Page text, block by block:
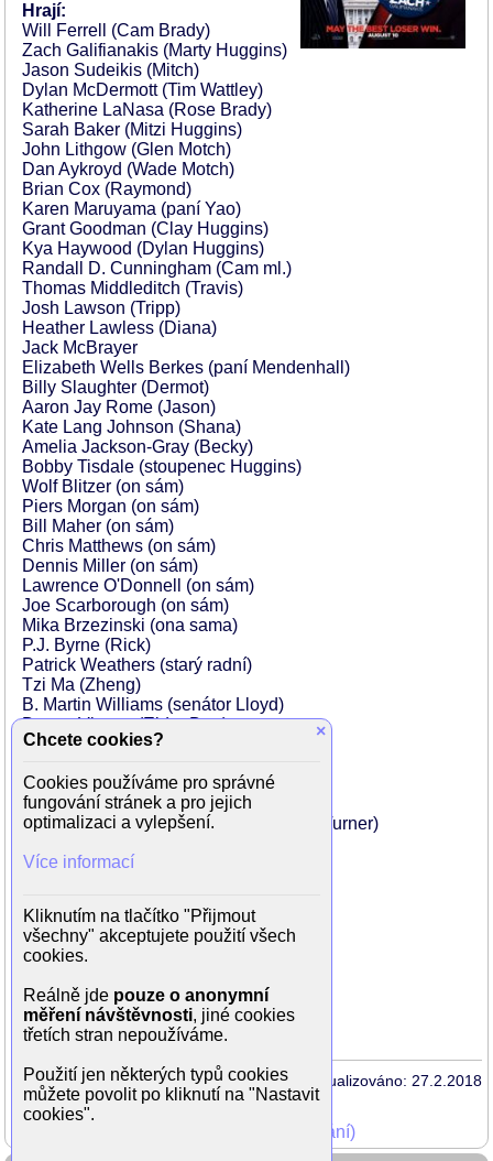
Hrají:
Will Ferrell (Cam Brady)
Zach Galifianakis (Marty Huggins)
Jason Sudeikis (Mitch)
Dylan McDermott (Tim Wattley)
Katherine LaNasa (Rose Brady)
Sarah Baker (Mitzi Huggins)
John Lithgow (Glen Motch)
Dan Aykroyd (Wade Motch)
Brian Cox (Raymond)
Karen Maruyama (paní Yao)
Grant Goodman (Clay Huggins)
Kya Haywood (Dylan Huggins)
Randall D. Cunningham (Cam ml.)
Thomas Middleditch (Travis)
Josh Lawson (Tripp)
Heather Lawless (Diana)
Jack McBrayer
Elizabeth Wells Berkes (paní Mendenhall)
Billy Slaughter (Dermot)
Aaron Jay Rome (Jason)
Kate Lang Johnson (Shana)
Amelia Jackson-Gray (Becky)
Bobby Tisdale (stoupenec Huggins)
Wolf Blitzer (on sám)
Piers Morgan (on sám)
Bill Maher (on sám)
Chris Matthews (on sám)
Dennis Miller (on sám)
Lawrence O'Donnell (on sám)
Joe Scarborough (on sám)
Mika Brzezinski (ona sama)
P.J. Byrne (Rick)
Patrick Weathers (starý radní)
Tzi Ma (Zheng)
B. Martin Williams (senátor Lloyd)
Danny Vinson (Elder Dan)
Scott A. Martin (Wes Talager)
Mike Mizanin (Miz)
Randy Bachman (Bachman & Turner)
Charles Frederick Turner (Bachman & Turner)
Taryn Terrell (Janette)
Millard Darden (moderátor Carl Terry)
Mikki Val (moderátorka Sarah)
Ramona Tyler (Barbara Britton)
Dane Rhodes (Wmuž z pracující třídy)
...
Aktualizováno: 27.2.2018
Mohli jste vidět v TV (zobrazit starší vysílání)
×
Chcete cookies?
Cookies používáme pro správné
fungování stránek a pro jejich
optimalizaci a vylepšení.
Více informací
Kliknutím na tlačítko "Přijmout
všechny" akceptujete použití všech
cookies.
Reálně jde pouze o anonymní
měření návštěvnosti, jiné cookies
třetích stran nepoužíváme.
Použití jen některých typů cookies
můžete povolit po kliknutí na "Nastavit
cookies".